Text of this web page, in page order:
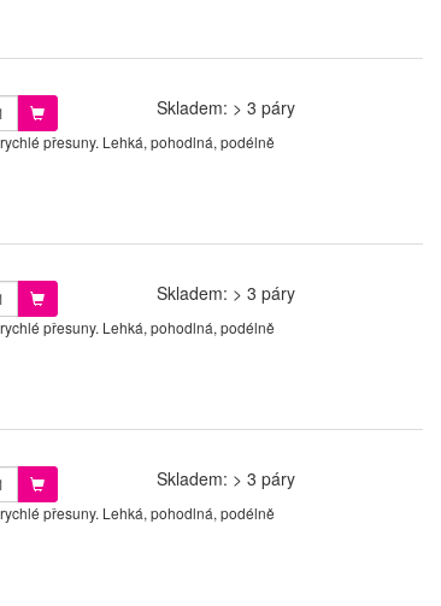
Skladem: > 3 páry
přesuny. Lehká, pohodlná, podélně
Skladem: > 3 páry
přesuny. Lehká, pohodlná, podélně
Skladem: > 3 páry
přesuny. Lehká, pohodlná, podélně